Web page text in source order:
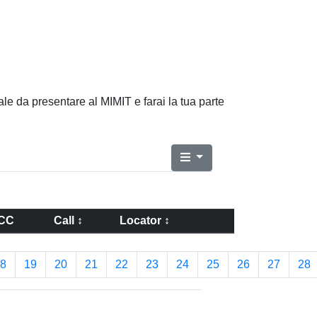
da presentare al MIMIT e farai la tua parte
Call ↕ Locator ↕
19 20 21 22 23 24 25 26 27 28